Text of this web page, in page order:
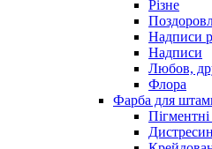
Різне
Надписи
Надписи
Любов,
Флора
Фарба для